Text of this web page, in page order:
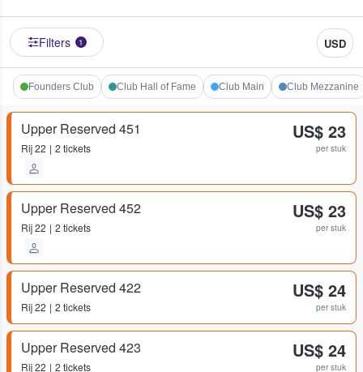
Filters 1 USD
Founders Club Club Hall of Fame Club Main Club Mezzanine
Upper Reserved 451
Rij22 2 tickets
US$ 23
per stuk
Upper Reserved 452
Rij22 2 tickets
US$ 23
per stuk
Upper Reserved 422
Rij22 2 tickets
US$ 24
per stuk
Upper Reserved 423
Rij22 2 tickets
US$ 24
per stuk